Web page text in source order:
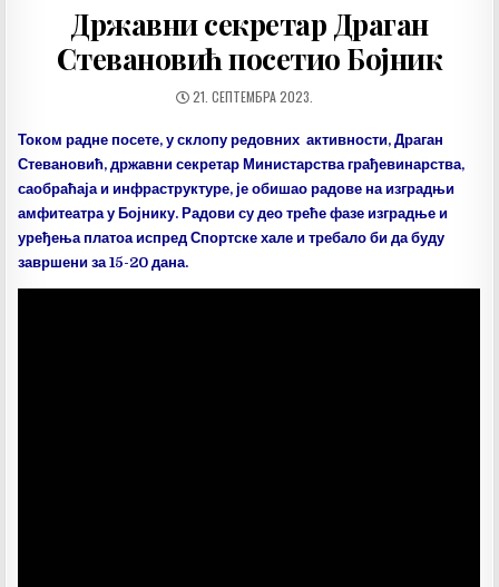
Државни секретар Драган
Стевановић посетио Бојник
ДАТУМ
21. СЕПТЕМБРА 2023.
Током радне посете, у склопу редовних активности, Драган
Стевановић, државни секретар Министарства грађевинарства,
саобраћаја и инфраструктуре, је обишао радове на изградњи
амфитеатра у Бојнику. Радови су део треће фазе изградње и
уређења платоа испред Спортске хале и требало би да буду
завршени за 15-20 дана.